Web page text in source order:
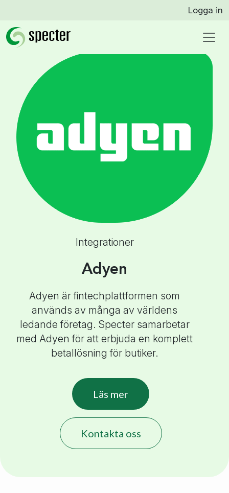
Logga in
Integrationer
Adyen
Adyen är fintechplattformen som
används av många av världens
ledande företag. Specter samarbetar
med Adyen för att erbjuda en komplett
betallösning för butiker.
Läs mer
Kontakta oss